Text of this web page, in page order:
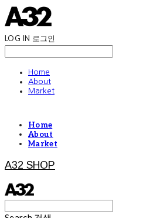
LOG IN 로그인
Home
About
Market
Home
About
Market
A32 SHOP